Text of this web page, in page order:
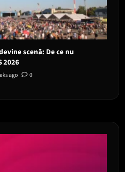
scenă: De ce nu
2026
ago 0